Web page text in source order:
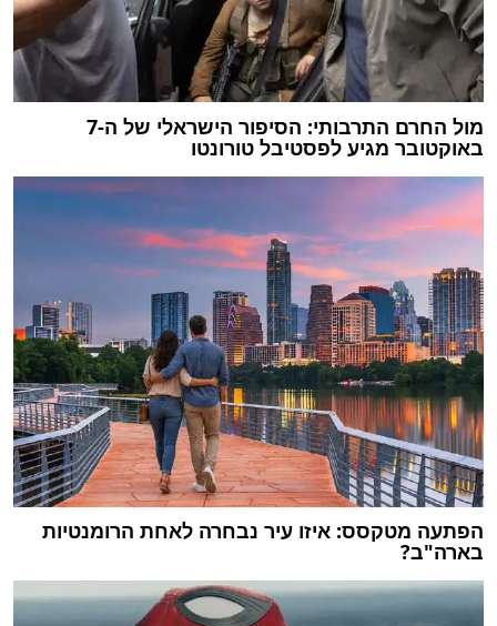
מול החרם התרבותי: הסיפור הישראלי של ה-7
באוקטובר מגיע לפסטיבל טורונטו
הפתעה מטקסס: איזו עיר נבחרה לאחת הרומנטיות
בארה"ב?